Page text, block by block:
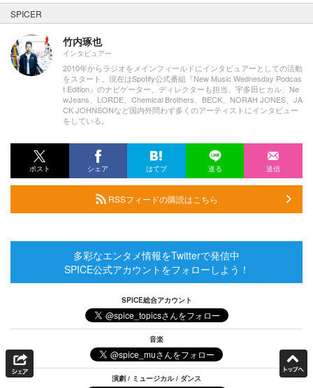
SPICER
竹内琢也
インタビュアー
2010年からラジオをメインフィールドにインタビュアーとしての活動
をスタート。現在はSpotify公式番組『New Music Wednesday Podcas
t Edition』のナビゲーター、ディレクターも担当。宇多田ヒカル、Ne
wJeans、LORDE、Chemical Brothers、BECK、NORAH JONES、JA
CK JOHNSONなど国内外問わず多くのアーティストにインタビュー
をしている。
ポスト シェア はてブ 送る 送信
RSSフィードの購読はこちら
多彩なエンタメ情報をTwitterで発信中
SPICE公式アカウントをフォローしよう！
SPICE総合アカウント
音楽
演劇 / ミュージカル / ダンス